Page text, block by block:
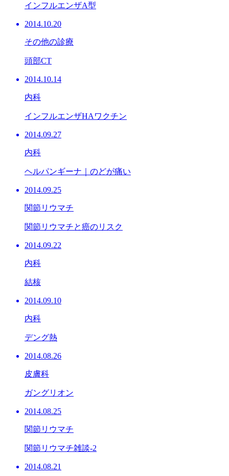
インフルエンザA型
2014.10.20
その他の診療
頭部CT
2014.10.14
内科
インフルエンザHAワクチン
2014.09.27
内科
ヘルパンギーナ｜のどが痛い
2014.09.25
関節リウマチ
関節リウマチと癌のリスク
2014.09.22
内科
結核
2014.09.10
内科
デング熱
2014.08.26
皮膚科
ガングリオン
2014.08.25
関節リウマチ
関節リウマチ雑談-2
2014.08.21